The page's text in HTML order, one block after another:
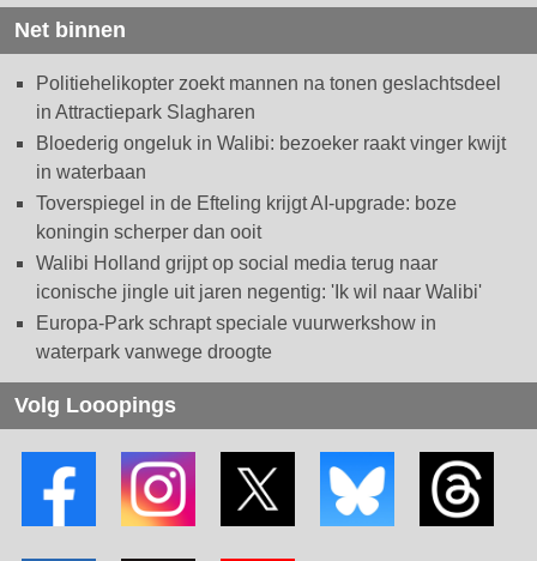
Net binnen
Politiehelikopter zoekt mannen na tonen geslachtsdeel
in Attractiepark Slagharen
Bloederig ongeluk in Walibi: bezoeker raakt vinger kwijt
in waterbaan
Toverspiegel in de Efteling krijgt AI-upgrade: boze
koningin scherper dan ooit
Walibi Holland grijpt op social media terug naar
iconische jingle uit jaren negentig: 'Ik wil naar Walibi'
Europa-Park schrapt speciale vuurwerkshow in
waterpark vanwege droogte
Volg Looopings